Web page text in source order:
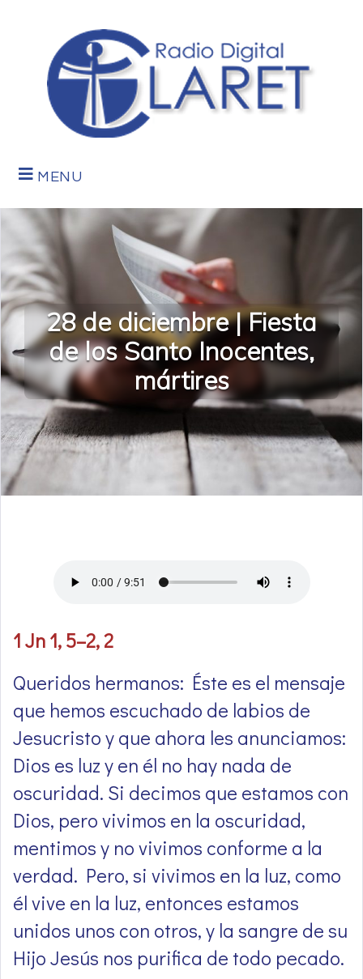
MENU
28 de diciembre | Fiesta
de los Santo Inocentes,
mártires
1 Jn 1, 5–2, 2
Queridos hermanos: Éste es el mensaje
que hemos escuchado de labios de
Jesucristo y que ahora les anunciamos:
Dios es luz y en él no hay nada de
oscuridad. Si decimos que estamos con
Dios, pero vivimos en la oscuridad,
mentimos y no vivimos conforme a la
verdad. Pero, si vivimos en la luz, como
él vive en la luz, entonces estamos
unidos unos con otros, y la sangre de su
Hijo Jesús nos purifica de todo pecado.